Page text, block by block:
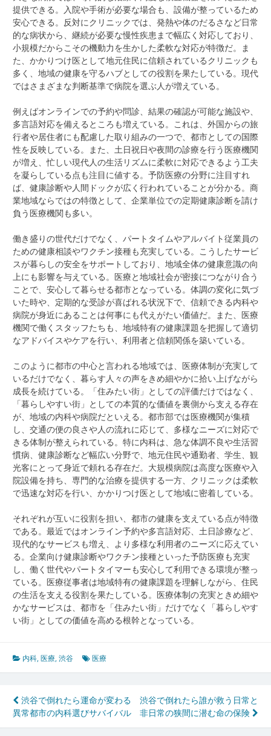
提供できる。入院や手術が必要な場合も、設備が整っているため
安心できる。反対にクリニックでは、発熱や体のだるさなど日常
的な病状から、継続が必要な慢性疾患まで幅広く対応しており、
小規模だからこその機動力を生かした柔軟な対応が特徴だ。ま
た、かかりつけ医として地元住民に信頼されているクリニックも
多く、地域の健康を守るハブとしての役割を果たしている。現代
ではさまざまな判断基準で病院を選ぶ人が増えている。
例えばオンラインでの予約や問診、結果の確認が可能な施設や、
多言語対応を備えるところも増えている。これは、外国からの旅
行者や居住者にも配慮した取り組みの一つで、都市としての国際
性を反映している。また、土日祝日や夜間の診療を行う医療機関
が増え、忙しい現代人の生活リズムに柔軟に対応できるよう工夫
を凝らしている点も注目に値する。予防医療の分野に注目すれ
ば、健康診断や人間ドックが広く行われていることが分かる。商
業地域ならではの特徴として、企業単位での定期健康診断を請け
負う医療機関も多い。
働き盛りの世代だけでなく、パートタイムやアルバイト従業員の
ための健康相談やワクチン接種も充実している。こうしたサービ
スが暮らしの安全をサポートしており、地域全体の健康意識の向
上にも影響を与えている。医療と地域社会が密接につながり合う
ことで、安心して暮らせる都市となっている。体調の変化に気づ
いた時や、定期的な受診が喜ばれる状況下で、信頼できる内科や
病院が身近にあることは何事にも代えがたい価値だ。また、医療
機関で働くスタッフたちも、地域特有の健康課題を把握して適切
なアドバイスやケアを行い、利用者と信頼関係を築いている。
このように都市の中心と言われる地域では、医療体制が充実して
いるだけでなく、暮らす人々の声をきめ細やかに拾い上げながら
成長を続けている。「住みたい街」としての評価だけではなく、
「暮らしやすい街」としての本質的な価値を裏側から支える存在
が、地域の内科や病院だといえる。都市部では医療機関が集積
し、交通の便の良さや人の流れに応じて、多様なニーズに対応で
きる体制が整えられている。特に内科は、急な体調不良や生活習
慣病、健康診断など幅広い分野で、地元住民や通勤者、学生、観
光客にとって身近で頼れる存在だ。大規模病院は高度な医療や入
院設備を持ち、専門的な治療を提供する一方、クリニックは柔軟
で迅速な対応を行い、かかりつけ医として地域に密着している。
それぞれが互いに役割を担い、都市の健康を支えている点が特徴
である。最近ではオンライン予約や多言語対応、土日診療など、
現代的なサービスも増え、より多様な利用者のニーズに応えてい
る。企業向け健康診断やワクチン接種といった予防医療も充実
し、働く世代やパートタイマーも安心して利用できる環境が整っ
ている。医療従事者は地域特有の健康課題を理解しながら、住民
の生活を支える役割を果たしている。医療体制の充実ときめ細や
かなサービスは、都市を「住みたい街」だけでなく「暮らしやす
い街」としての価値を高める根幹となっている。
内科,医療,渋谷 医療
投
稿
渋谷で倒れたら運命が変わる
異常都市の内科選びサバイバル
渋谷で倒れたら誰が救う日常と
非日常の狭間に潜む命の保険